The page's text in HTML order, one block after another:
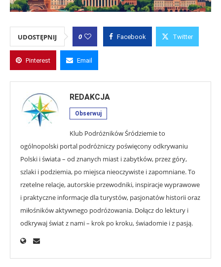
UDOSTĘPNIJ 0 Facebook Twitter
Pinterest Email
REDAKCJA
Obserwuj
Klub Podróżników Śródziemie to
ogólnopolski portal podróżniczy poświęcony odkrywaniu
Polski i świata – od znanych miast i zabytków, przez góry,
szlaki i podziemia, po miejsca nieoczywiste i zapomniane. To
rzetelne relacje, autorskie przewodniki, inspiracje wyprawowe
i praktyczne informacje dla turystów, pasjonatów historii oraz
miłośników aktywnego podróżowania. Dołącz do lektury i
odkrywaj świat z nami – krok po kroku, świadomie i z pasją.